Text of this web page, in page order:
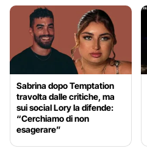
Sabrina dopo Temptation
travolta dalle critiche, ma
sui social Lory la difende:
“Cerchiamo di non
esagerare”